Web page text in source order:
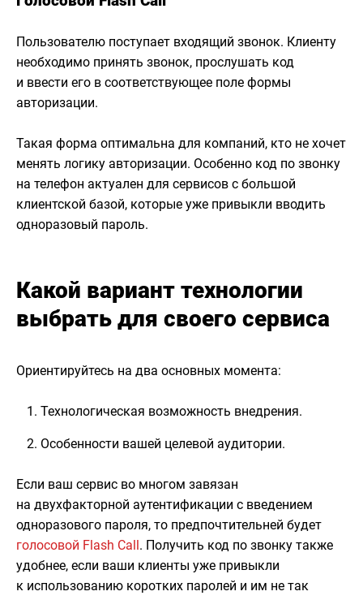
Пользователю поступает входящий звонок. Клиенту
необходимо принять звонок, прослушать код
и ввести его в соответствующее поле формы
авторизации.
Такая форма оптимальна для компаний, кто не хочет
менять логику авторизации. Особенно код по звонку
на телефон актуален для сервисов с большой
клиентской базой, которые уже привыкли вводить
одноразовый пароль.
Какой вариант технологии
выбрать для своего сервиса
Ориентируйтесь на два основных момента:
Технологическая возможность внедрения.
Особенности вашей целевой аудитории.
Если ваш сервис во многом завязан
на двухфакторной аутентификации с введением
одноразового пароля, то предпочтительней будет
голосовой Flash Call. Получить код по звонку также
удобнее, если ваши клиенты уже привыкли
к использованию коротких паролей и им не так